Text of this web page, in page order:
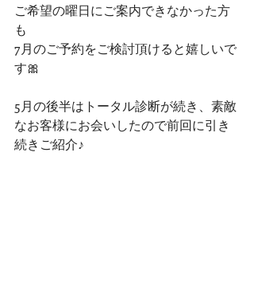
ご希望の曜日にご案内できなかった方
も
7月のご予約をご検討頂けると嬉しいで
す🎀
5月の後半はトータル診断が続き、素敵
なお客様にお会いしたので前回に引き
続きご紹介♪